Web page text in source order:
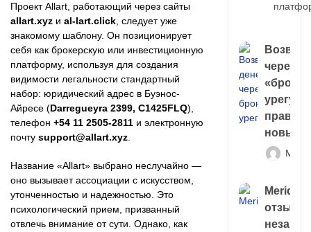
Проект Allart, работающий через сайты
allart.xyz и al-lart.click, следует уже
знакомому шаблону. Он позиционирует
себя как брокерскую или инвестиционную
платформу, используя для создания
видимости легальности стандартный
набор: юридический адрес в Буэнос-
Айресе (Darregueyra 2399, C1425FLQ),
телефон +54 11 2505-2811 и электронную
почту support@allart.xyz.
Название «Allart» выбрано неслучайно —
оно вызывает ассоциации с искусством,
утонченностью и надежностью. Это
психологический прием, призванный
отвлечь внимание от сути. Однако, как
через
правда
новый